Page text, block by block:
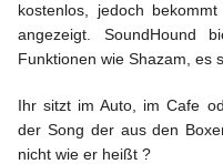
Tech
Lifestyle
kostenlos, jedoch
angezeigt. SoundHound
Funktionen wie Shazam, es
Ihr sitzt im Auto, im Cafe
der Song der aus den
nicht wie er heißt ?